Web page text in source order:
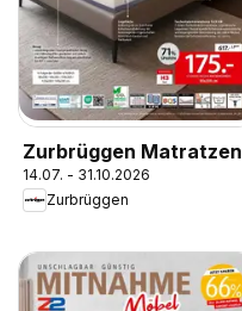
Zurbrüggen Matratzen
14.07. - 31.10.2026
Zurbrüggen